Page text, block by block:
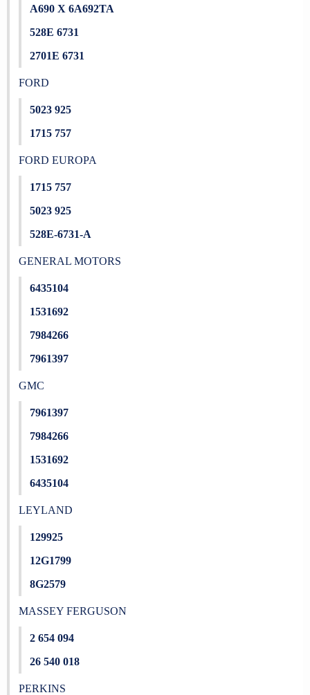
A690 X 6A692TA
528E 6731
2701E 6731
FORD
5023 925
1715 757
FORD EUROPA
1715 757
5023 925
528E-6731-A
GENERAL MOTORS
6435104
1531692
7984266
7961397
GMC
7961397
7984266
1531692
6435104
LEYLAND
129925
12G1799
8G2579
MASSEY FERGUSON
2 654 094
26 540 018
PERKINS